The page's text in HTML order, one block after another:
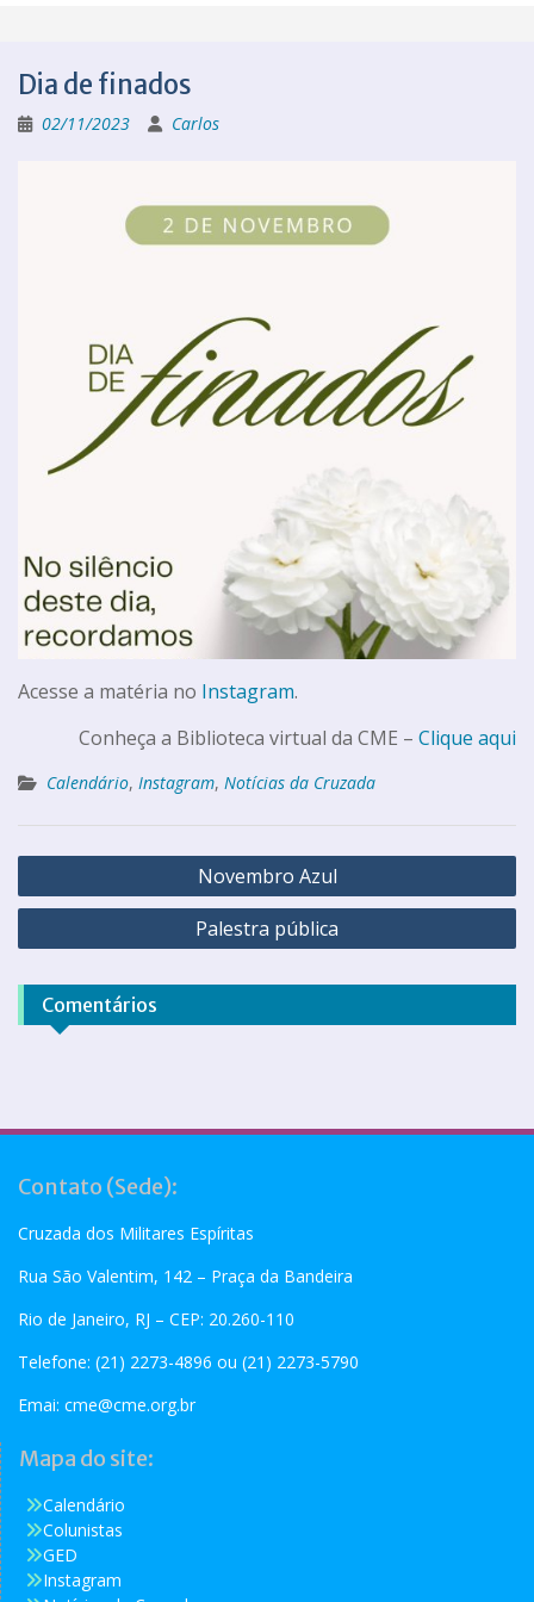
Dia de finados
02/11/2023 Carlos
Acesse a matéria no Instagram.
Conheça a Biblioteca virtual da CME – Clique aqui
Calendário, Instagram, Notícias da Cruzada
Novembro Azul
Palestra pública
Comentários
Contato (Sede):
Cruzada dos Militares Espíritas
Rua São Valentim, 142 – Praça da Bandeira
Rio de Janeiro, RJ – CEP: 20.260-110
Telefone: (21) 2273-4896 ou (21) 2273-5790
Emai: cme@cme.org.br
Mapa do site:
Calendário
Colunistas
GED
Instagram